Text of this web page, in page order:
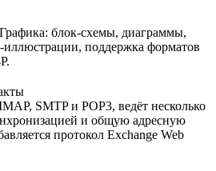
блок-схемы, диаграммы,
поддержка форматов
SMTP и POP3, ведёт несколько
и общую адресную
протокол Exchange Web